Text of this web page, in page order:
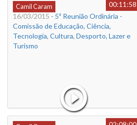
Camil Caram
00:11:58
16/03/2015 - 5ª Reunião Ordinária -
Comissão de Educação, Ciência,
Tecnologia, Cultura, Desporto, Lazer e
Turismo